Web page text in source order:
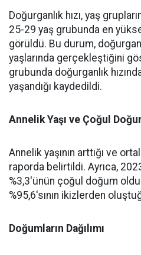
Doğurganlık hızı, yaş
25-29 yaş grubunda en
görüldü. Bu durum,
yaşlarında gerçekleştiğini
grubunda doğurganlık
yaşandığı kaydedildi.
Annelik Yaşı ve Çoğul
Annelik yaşının arttığı ve
raporda belirtildi. Ayrıca,
%3,3'ünün çoğul doğum
%95,6'sının ikizlerden
Doğumların Dağılımı